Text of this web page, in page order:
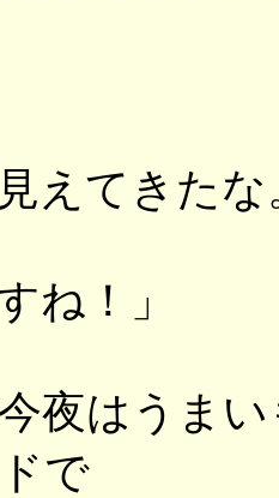
見えてきた
ね！」
今夜はうま
で